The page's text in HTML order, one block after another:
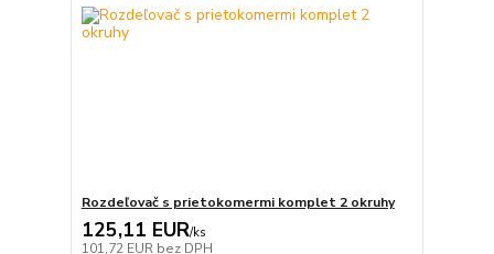
Rozdeľovač s prietokomermi komplet 2 okruhy
125,11 EUR/ks
101,72 EUR bez DPH